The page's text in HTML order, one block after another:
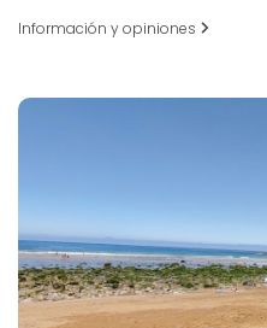
Información y opiniones